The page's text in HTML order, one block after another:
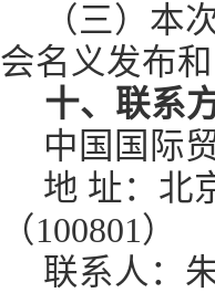
（三） 本
会名义发布
十、联系
中国国际
地 址：北
（100801）
联系人：